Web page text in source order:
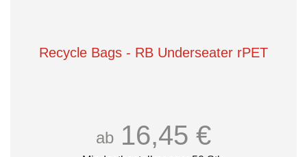
Recycle Bags - RB Underseater rPET
ab 16,45 €